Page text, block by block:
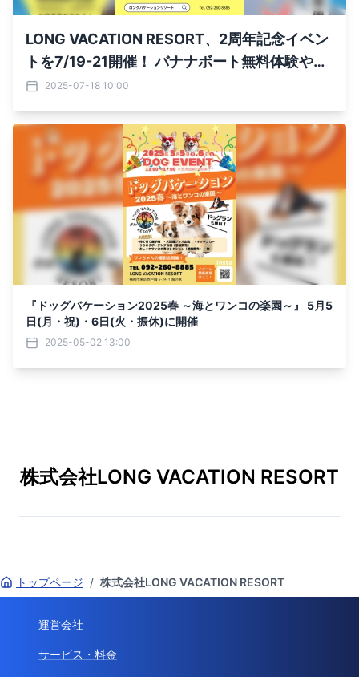
LONG VACATION RESORT、2周年記念イベン
トを7/19-21開催！ バナナボート無料体験や豪
華ビンゴ大会を実施
2025-07-18 10:00
『ドッグバケーション2025春 ～海とワンコの楽園～』 5月5
日(月・祝)・6日(火・振休)に開催
2025-05-02 13:00
株式会社LONG VACATION RESORT
トップページ / 株式会社LONG VACATION RESORT
運営会社
サービス・料金